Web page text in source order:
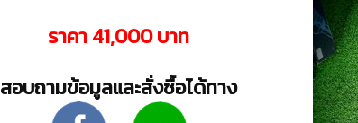
ราคา 41,000 บาท
สอบถามข้อมูลและสั่งซื้อได้ทาง